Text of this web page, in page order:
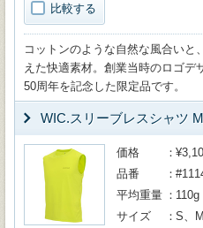
比較する
コットンのような自然な風合いと
えた快適素材。創業当時のロゴデ
50周年を記念した限定品です。
WIC.スリーブレスシャツ
価格
品番
平均重量
110g
サイズ
S、